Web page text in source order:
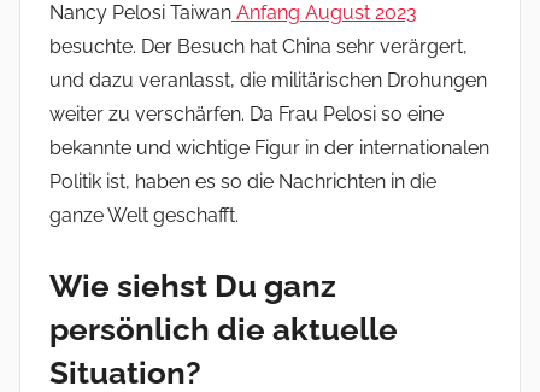
Nancy Pelosi Taiwan Anfang August 2023
besuchte. Der Besuch hat China sehr verärgert,
und dazu veranlasst, die militärischen Drohungen
weiter zu verschärfen. Da Frau Pelosi so eine
bekannte und wichtige Figur in der internationalen
Politik ist, haben es so die Nachrichten in die
ganze Welt geschafft.
Wie siehst Du ganz
persönlich die aktuelle
Situation?